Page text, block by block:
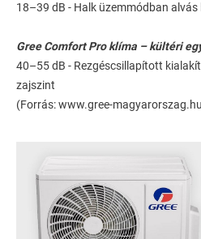
18–39 dB - Halk üzemmódban
Gree Comfort Pro klíma – kültéri
40–55 dB - Rezgéscsillapított
zajszint
(Forrás: www.gree-